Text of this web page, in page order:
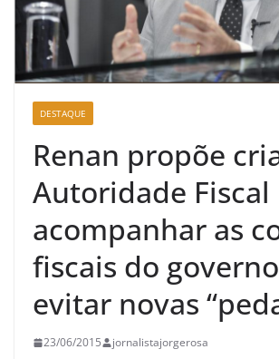
DESTAQUE
Renan propõe
Autoridade Fiscal
acompanhar as
fiscais do
evitar novas
23/06/2015 jornalistajorgerosa